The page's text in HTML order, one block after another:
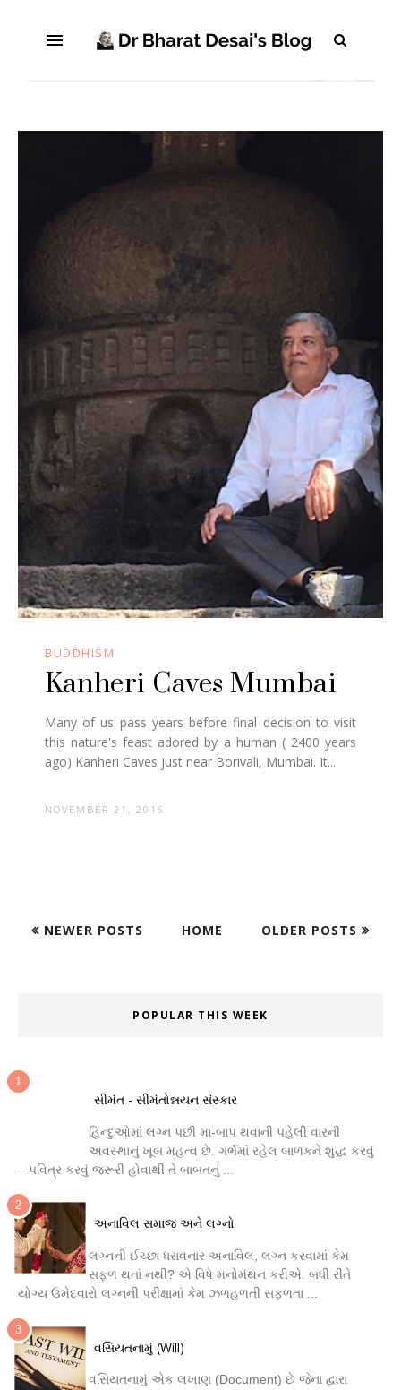
BUDDHISM
Kanheri Caves Mumbai
Many of us pass years before final decision to visit
this nature's feast adored by a human ( 2400 years
ago) Kanheri Caves just near Borivali, Mumbai. It...
NOVEMBER 21, 2016
NEWER POSTS OLDER POSTS
HOME
POPULAR THIS WEEK
સીમંત - સીમંતોન્નયન સંસ્કાર
હિન્દુઓમાં લગ્ન પછી મા-બાપ થવાની પહેલી વારની
અવસ્થાનું ખૂબ મહત્વ છે. ગર્ભમાં રહેલ બાળકને શુદ્ધ કરવું
– પવિત્ર કરવું જરૂરી હોવાથી તે બાબતનું ...
અનાવિલ સમાજ અને લગ્નો
લગ્નની ઈચ્છા ધરાવનાર અનાવિલ, લગ્ન કરવામાં કેમ
સફળ થતાં નથી? એ વિષે મનોમંથન કરીએ. બધી રીતે
યોગ્ય ઉમેદવારો લગ્નની પરીક્ષામાં કેમ ઝળહળતી સફળતા ...
વસિયતનામું (Will)
વસિયતનામું એક લખાણ (Document) છે જેના દ્વારા